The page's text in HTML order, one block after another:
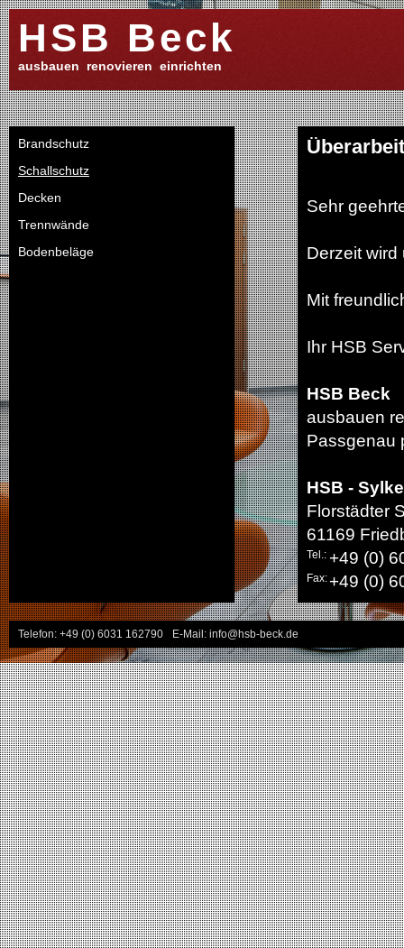
HSB Beck
ausbauen renovieren einrichten
Brandschutz
Schallschutz
Decken
Trennwände
Bodenbeläge
Sehr
Derzeit wird
Mit
Ihr HSB
HSB Beck
ausbauen
Passgenau
HSB -
Florstädter
61169
Tel.: +49 (0)
Fax: +49 (0)
Telefon: +49 (0) 6031 162790 E-Mail: info@hsb-beck.de